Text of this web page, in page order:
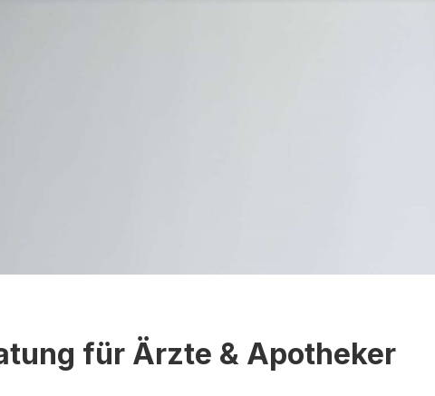
für Ärzte & Apotheker